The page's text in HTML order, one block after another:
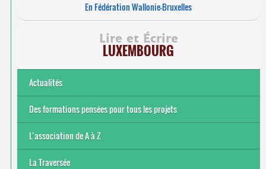
En Fédération Wallonie-Bruxelles
Lire et Écrire
LUXEMBOURG
Actualités
Des formations pensées pour tous les projets
L’association de A à Z
Le bénévolat
Nos actions
Nos objectifs et finalité
Notre contexte socio-économique
Notre structure
La Traversée